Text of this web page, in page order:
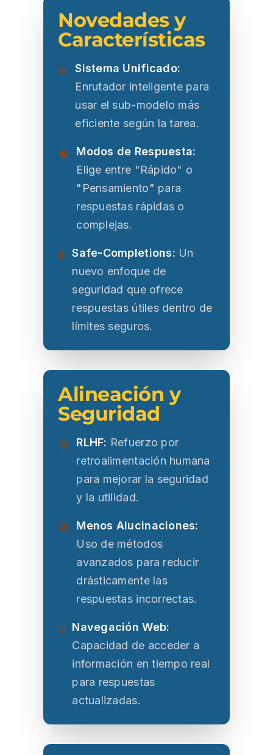
Novedades y
Características
⚙️
Sistema Unificado:
Enrutador inteligente para
usar el sub-modelo más
eficiente según la tarea.
🧠
Modos de Respuesta:
Elige entre "Rápido" o
"Pensamiento" para
respuestas rápidas o
complejas.
🔒 Safe-Completions: Un
nuevo enfoque de
seguridad que ofrece
respuestas útiles dentro de
límites seguros.
Alineación y
Seguridad
🤖 RLHF: Refuerzo por
retroalimentación humana
para mejorar la seguridad
y la utilidad.
🚫
Menos Alucinaciones:
Uso de métodos
avanzados para reducir
drásticamente las
respuestas incorrectas.
🌐
Navegación Web:
Capacidad de acceder a
información en tiempo real
para respuestas
actualizadas.